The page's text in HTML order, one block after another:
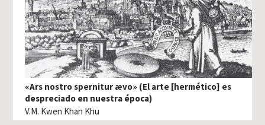
«Ars nostro spernitur ævo» (El arte [hermético] es
despreciado en nuestra época)
V.M. Kwen Khan Khu